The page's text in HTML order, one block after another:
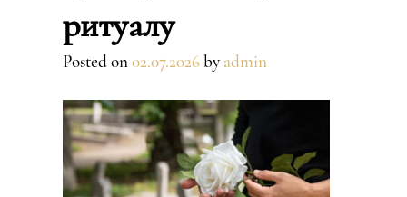
ритуалу
Posted on02.07.2026by admin